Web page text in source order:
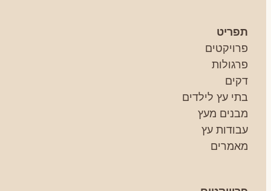
תפריט
פרויקטים
פרגולות
דקים
בתי עץ לילדים
מבנים מעץ
עבודות עץ
מאמרים